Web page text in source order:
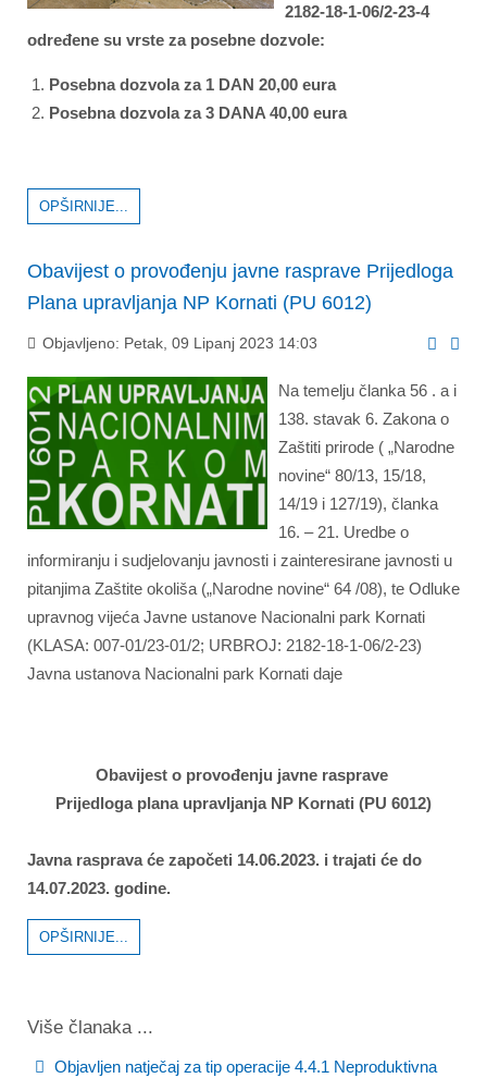
2182-18-1-06/2-23-4
određene su vrste za posebne dozvole:
Posebna dozvola za 1 DAN 20,00 eura
Posebna dozvola za 3 DANA 40,00 eura
OPŠIRNIJE...
Obavijest o provođenju javne rasprave Prijedloga
Plana upravljanja NP Kornati (PU 6012)
Objavljeno: Petak, 09 Lipanj 2023 14:03
Na temelju članka 56 . a i
138. stavak 6. Zakona o
Zaštiti prirode ( „Narodne
novine“ 80/13, 15/18,
14/19 i 127/19), članka
16. – 21. Uredbe o
informiranju i sudjelovanju javnosti i zainteresirane javnosti u
pitanjima Zaštite okoliša („Narodne novine“ 64 /08), te Odluke
upravnog vijeća Javne ustanove Nacionalni park Kornati
(KLASA: 007-01/23-01/2; URBROJ: 2182-18-1-06/2-23)
Javna ustanova Nacionalni park Kornati daje
Obavijest o provođenju javne rasprave
Prijedloga plana upravljanja NP Kornati (PU 6012)
Javna rasprava će započeti 14.06.2023. i trajati će do
14.07.2023. godine.
OPŠIRNIJE...
Više članaka ...
Objavljen natječaj za tip operacije 4.4.1 Neproduktivna